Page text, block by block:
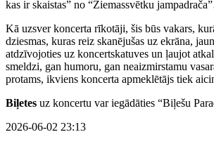
kas ir skaistas” no “Ziemassvētku
Kā uzsver koncerta rīkotāji, šis būs vakars,
dziesmas, kuras reiz skanējušas uz ekrāna,
atdzīvojoties uz koncertskatuves un ļaujot
smeldzi, gan humoru, gan neaizmirstamu
protams, ikviens koncerta apmeklētājs tiek
Biļetes uz koncertu var iegādāties “Biļešu
2026-06-02 23:13